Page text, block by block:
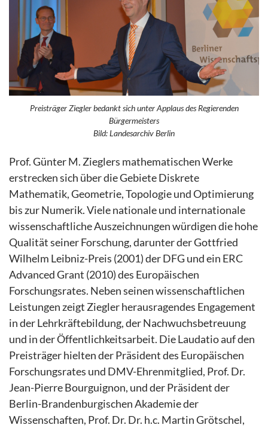
Preisträger Ziegler bedankt sich unter Applaus des Regierenden
Bürgermeisters
Bild: Landesarchiv Berlin
Prof. Günter M. Zieglers mathematischen Werke
erstrecken sich über die Gebiete Diskrete
Mathematik, Geometrie, Topologie und Optimierung
bis zur Numerik. Viele nationale und internationale
wissenschaftliche Auszeichnungen würdigen die hohe
Qualität seiner Forschung, darunter der Gottfried
Wilhelm Leibniz-Preis (2001) der DFG und ein ERC
Advanced Grant (2010) des Europäischen
Forschungsrates. Neben seinen wissenschaftlichen
Leistungen zeigt Ziegler herausragendes Engagement
in der Lehrkräftebildung, der Nachwuchsbetreuung
und in der Öffentlichkeitsarbeit. Die Laudatio auf den
Preisträger hielten der Präsident des Europäischen
Forschungsrates und DMV-Ehrenmitglied, Prof. Dr.
Jean-Pierre Bourguignon, und der Präsident der
Berlin-Brandenburgischen Akademie der
Wissenschaften, Prof. Dr. Dr. h.c. Martin Grötschel,